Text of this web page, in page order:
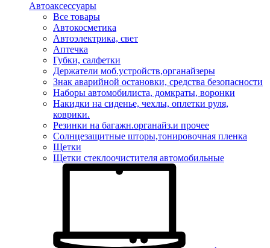
Автоаксессуары
Все товары
Автокосметика
Автоэлектрика, свет
Аптечка
Губки, салфетки
Держатели моб.устройств,органайзеры
Знак аварийной остановки, средства безопасности
Наборы автомобилиста, домкраты, воронки
Накидки на сиденье, чехлы, оплетки руля,
коврики.
Резинки на багажн.органайз.и прочее
Солнцезащитные шторы,тонировочная пленка
Щетки
Щетки стеклоочистителя автомобильные